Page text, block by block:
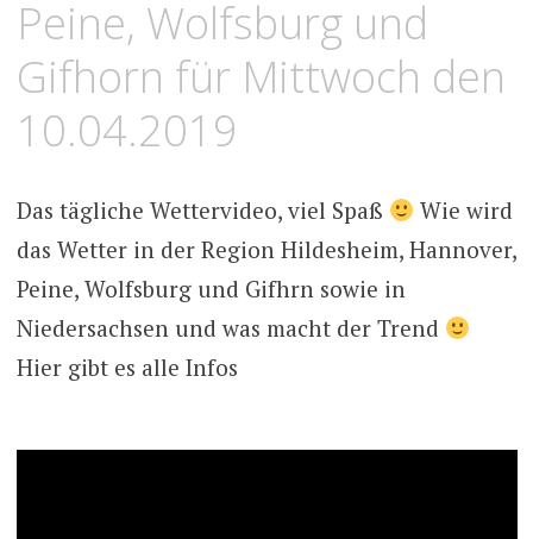
Peine, Wolfsburg und
Gifhorn für Mittwoch den
10.04.2019
Das tägliche Wettervideo, viel Spaß
Wie wird
das Wetter in der Region Hildesheim, Hannover,
Peine, Wolfsburg und Gifhrn sowie in
Niedersachsen und was macht der Trend
Hier gibt es alle Infos